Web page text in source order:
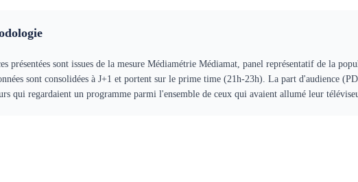
présentées sont issues de la mesure Médiamétrie Médiamat, panel représentatif de la
sont consolidées à J+1 et portent sur le prime time (21h-23h). La part d'audience
qui regardaient un programme parmi l'ensemble de ceux qui avaient allumé leur